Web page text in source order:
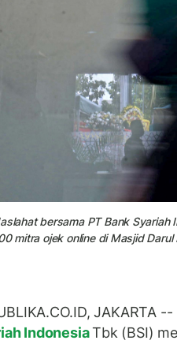
bersama PT Bank
mitra ojek online di Masjid
JAKARTA
IndonesiaTbk (BSI)